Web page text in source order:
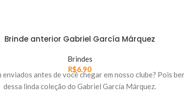
Brinde anterior Gabriel García Márquez
Brindes
R$6.90
antes de você chegar em nosso clube? Pois
dessa linda coleção do Gabriel García Márquez.